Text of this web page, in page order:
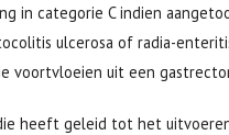
in categorie C indien
ulcerosa of radia-
uit een
geleid tot het